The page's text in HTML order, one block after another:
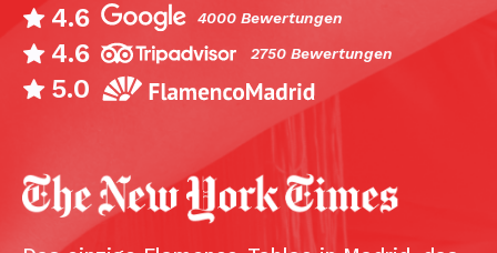
4.6 4000 Bewertungen
4.6 2750 Bewertungen
5.0